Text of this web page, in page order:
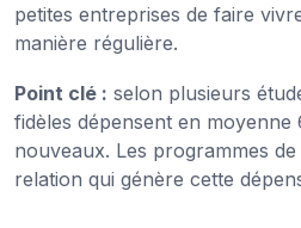
petites entreprises de faire
manière régulière.
Point clé : selon plusieurs
fidèles dépensent en moyenne
nouveaux. Les programmes
relation qui génère cette